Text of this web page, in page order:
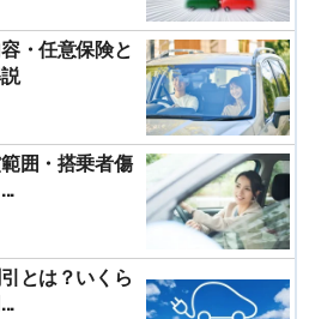
・任意保険と
囲・搭乗者傷
とは？いくら